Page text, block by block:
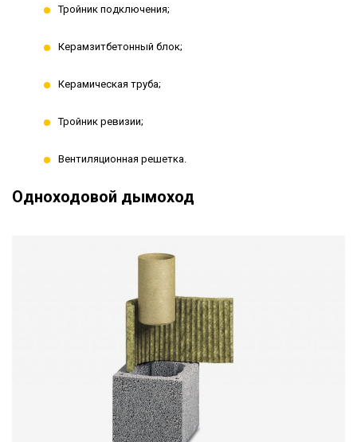
Тройник подключения;
Керамзитбетонный блок;
Керамическая труба;
Тройник ревизии;
Вентиляционная решетка.
Одноходовой дымоход